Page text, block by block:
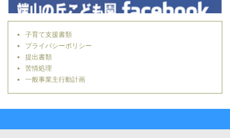
子育て支援書類
プライバシーポリシー
提出書類
苦情処理
一般事業主行動計画